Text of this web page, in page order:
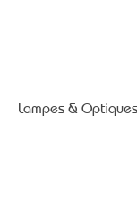
Lampes &